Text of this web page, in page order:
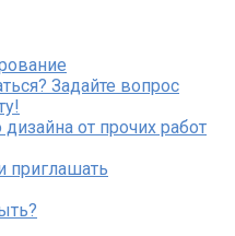
Задайте вопрос
от прочих работ
приглашать